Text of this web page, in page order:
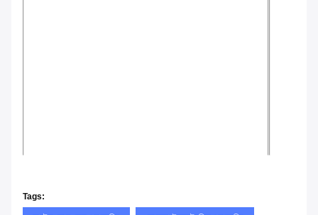
Tags: